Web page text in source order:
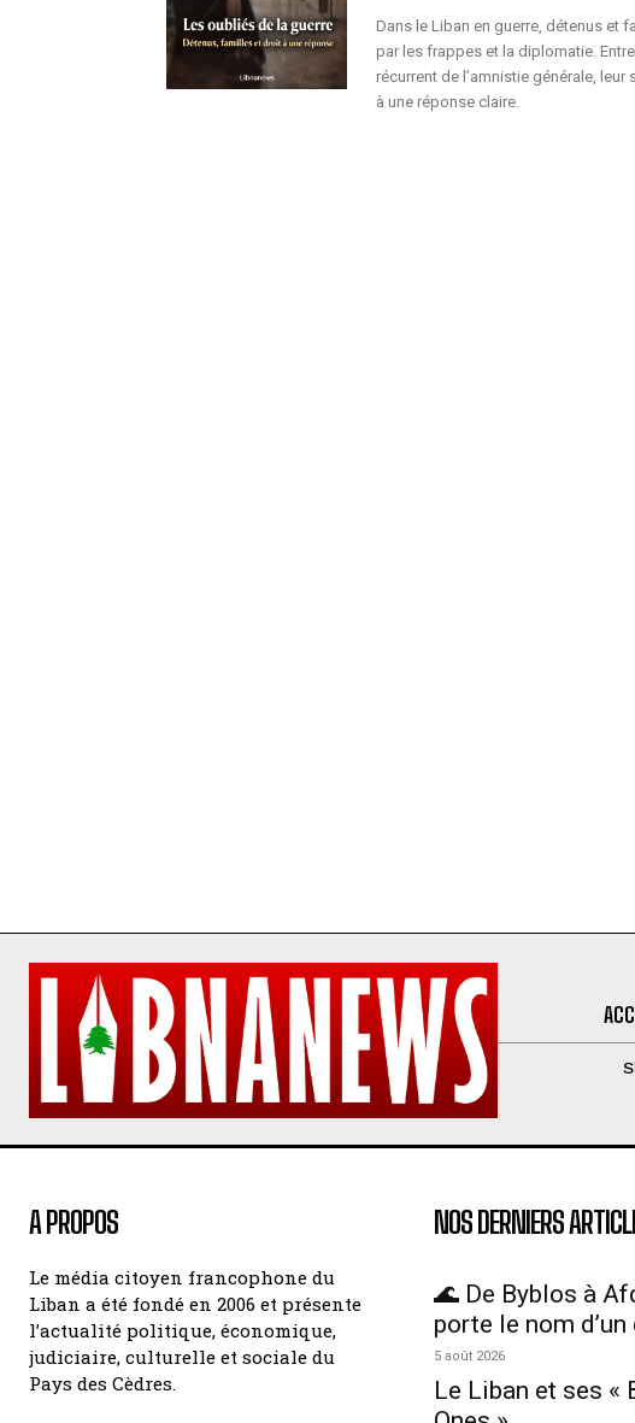
Dans le Liban en guerre, détenus et
par les frappes et la diplomatie.
récurrent de l’amnistie générale,
à une réponse claire.
A PROPOS
Le média citoyen francophone du
Liban a été fondé en 2006 et présente
l’actualité politique, économique,
judiciaire, culturelle et sociale du
Pays des Cèdres.
NOS DERNIERS
🌊 De Byblos à
porte le nom d’un
5 août 2026
Le Liban et ses «